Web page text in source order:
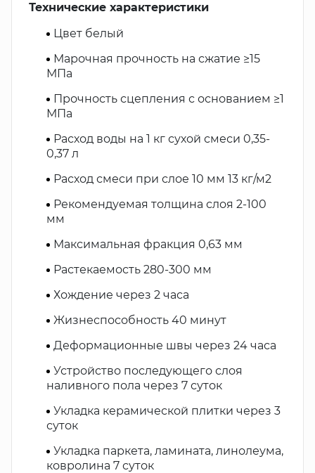
Технические характеристики
Цвет белый
Марочная прочность на сжатие ≥15
МПа
Прочность сцепления с основанием ≥1
МПа
Расход воды на 1 кг сухой смеси 0,35-
0,37 л
Расход смеси при слое 10 мм 13 кг/м2
Рекомендуемая толщина слоя 2-100
мм
Максимальная фракция 0,63 мм
Растекаемость 280-300 мм
Хождение через 2 часа
Жизнеспособность 40 минут
Деформационные швы через 24 часа
Устройство последующего слоя
наливного пола через 7 суток
Укладка керамической плитки через 3
суток
Укладка паркета, ламината, линолеума,
ковролина 7 суток